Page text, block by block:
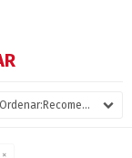
Recomendados